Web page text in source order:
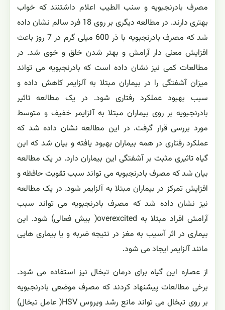
مصرف بادرنجبویه و سنب الطیب اعلام داشتنند که خواب
بهتری دارند. در مطالعه دیگری بر روی 18 فرد سالم نشان داده
شد که مصرف بادرنجبویه با ذر 600 میلی گرم در 7 روز باعث
افزایش معنی دار آرامش و بهتر شدن خلق و خوی شد. در
مطالعات کمی نیز نشان داده است که بادرنجبویه می تواند
میزان آشفتگی را در بیماران مبتلا به آلزایمر کاهش داده و
سبب بهبود عملکرد رفتاری شود. در یک مطالعه تاثیر
بادرنجبویه بر روی بیماران مبتلا به آلزایمر خفیف و متوسط
مورد بررسی قرار گرفت. در این مطالعه نشان داده شد که
عملکرد رفتاری در همه بیماران بهبود یافته و بیان شد که این
گیاه تاثیری مثبت بر آشفتگی این بیماران دارد. در یک مطالعه
بیان شد که مصرف بادرنجبویه می تواند سبب تقویت حافظه و
افزایش تمرکز در بیماران مبتلا به آلزایمر شود. در یک مطالعه
نیز نشان داده شد که مصرف بادرنجبویه می تواند سبب
آرامش افراد مبتلا به overexcited( بیش فعالی) شود. این
بیماری در اثر آسیب به مغز در نتیجه ضربه و یا بیماری هایی
مانند آلزایمر ایجاد می شود.
از عصاره این گیاه برای درمان تبخال نیز استفاده می شود.
برخی مطالعات پیشنهاد کردند که مصرف موضعی بادرنجبویه
بر روی تبخال می تواند مانع رشد ویروس HSV( عامل تبخال)